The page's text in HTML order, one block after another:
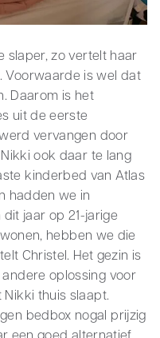
alternatief voor
slaper, zo vertelt haar
Voorwaarde is wel dat
Daarom is het
uit de eerste
vervangen door
ook daar te lang
kinderbed van Atlas
hadden we in
jaar op 21-jarige
hebben we die
Christel. Het gezin is
oplossing voor
thuis slaapt.
bedbox nogal prijzig